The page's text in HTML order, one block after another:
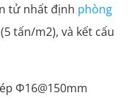
tử nhất định phòng
tấn/m2), và kết cấu
Φ16@150mm